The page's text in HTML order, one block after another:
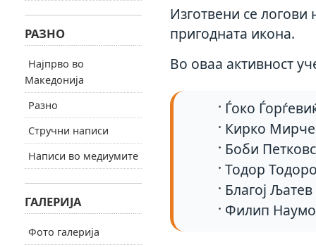
Изготвени се логови
пригодната икона.
Во оваа активност
Ѓоко
Кирко
Боби
Тодор
Благој
Филип
РАЗНО
Најпрво во
Македонија
Разно
Стручни написи
Написи во медиумите
ГАЛЕРИЈА
Фото галерија